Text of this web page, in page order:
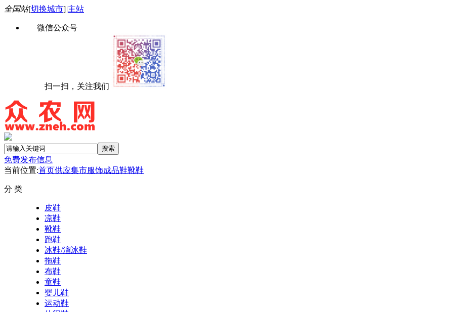
全国站[切换城市]|主站
微信公众号
扫一扫，关注我们
免费发布信息
当前位置:首页供应集市服饰成品鞋靴鞋
分 类
皮鞋
凉鞋
靴鞋
跑鞋
冰鞋/溜冰鞋
拖鞋
布鞋
童鞋
婴儿鞋
运动鞋